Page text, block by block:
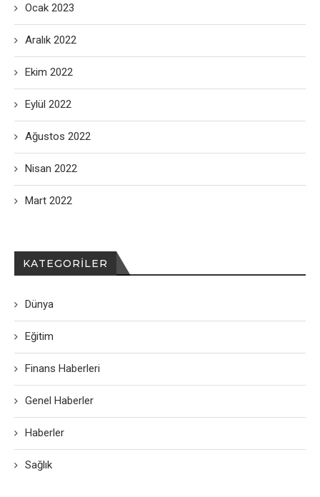
Ocak 2023
Aralık 2022
Ekim 2022
Eylül 2022
Ağustos 2022
Nisan 2022
Mart 2022
KATEGORILER
Dünya
Eğitim
Finans Haberleri
Genel Haberler
Haberler
Sağlık